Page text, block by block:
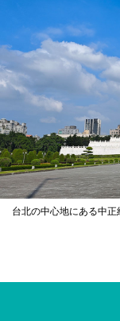
台北の中心地にある中正